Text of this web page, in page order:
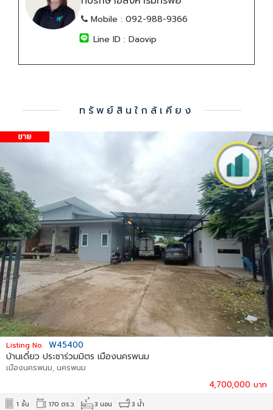
Mobile : 092-988-9366
Line ID : Daovip
ทรัพย์สินใกล้เคียง
Listing No. S55074
บ้านเดี่ยว ติดถนนหน้ามหาวิทยาลัยราชภัฏลำปาง
เมืองลำปาง, ลำปาง
3,300,000 บาท
2 ชั้น 52 ตร.ว. 2 นอน 2 น้ำ